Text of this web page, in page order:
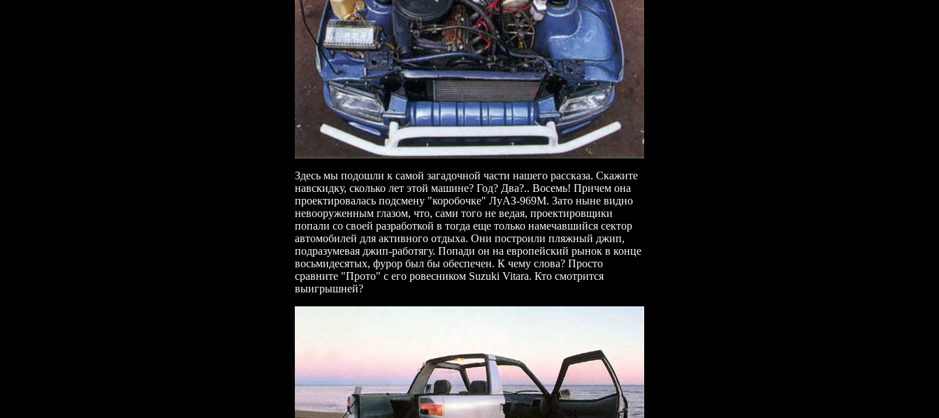
Здесь мы подошли к самой загадочной части нашего рассказа. Скажите
навскидку, сколько лет этой машине? Год? Два?.. Восемь! Причем она
проектировалась подсмену "коробочке" ЛуАЗ-969М. Зато ныне видно
невооруженным глазом, что, сами того не ведая, проектировщики
попали со своей разработкой в тогда еще только намечавшийся сектор
автомобилей для активного отдыха. Они построили пляжный джип,
подразумевая джип-работягу. Попади он на европейский рынок в конце
восьмидесятых, фурор был бы обеспечен. К чему слова? Просто
сравните "Прото" с его ровесником Suzuki Vitara. Кто смотрится
выигрышней?